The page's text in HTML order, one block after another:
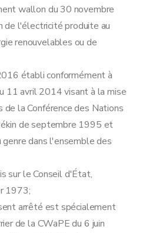
wallon du 30 novembre
l'électricité produite au
renouvelables ou de
établi conformément à
11 avril 2014 visant à la mise
la Conférence des Nations
de septembre 1995 et
dans l'ensemble des
sur le Conseil d'État,
1973;
arrêté est spécialement
de la CWaPE du 6 juin